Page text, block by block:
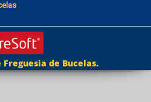
Freguesia de Bucelas.